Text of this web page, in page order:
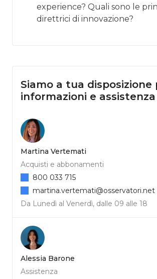
experience? Quali sono le
direttrici di innovazione?
Siamo a tua disposizione
informazioni e assistenza
Martina Vertemati
Acquisti e abbonamenti
Da Lunedì al Venerdì, dalle 09 alle 18
800 033 715
martina.vertemati@osservatori.net
Alessia Barone
Assistenza